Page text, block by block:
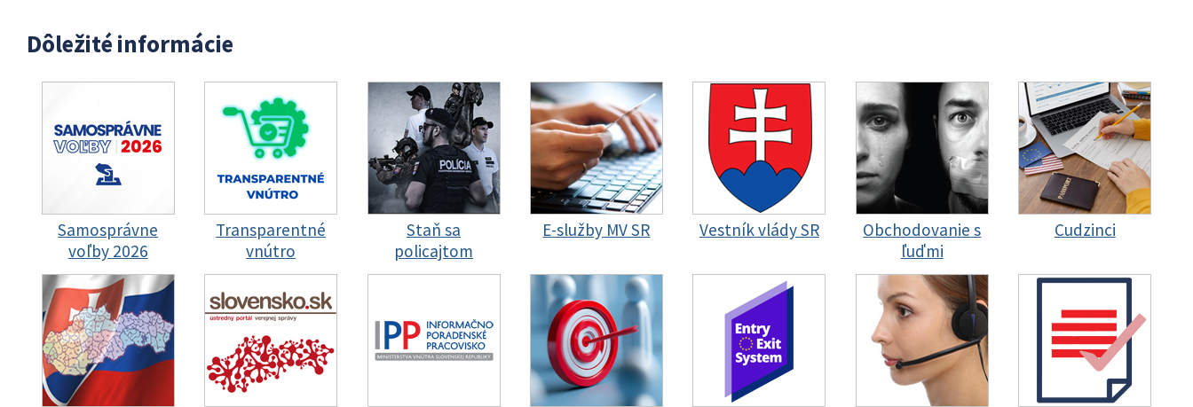
Dôležité informácie
Samosprávne
voľby 2026
Transparentné
vnútro
Staň sa
policajtom
E-služby MV SR Vestník vlády SR
Obchodovanie s
ľuďmi
Cudzinci